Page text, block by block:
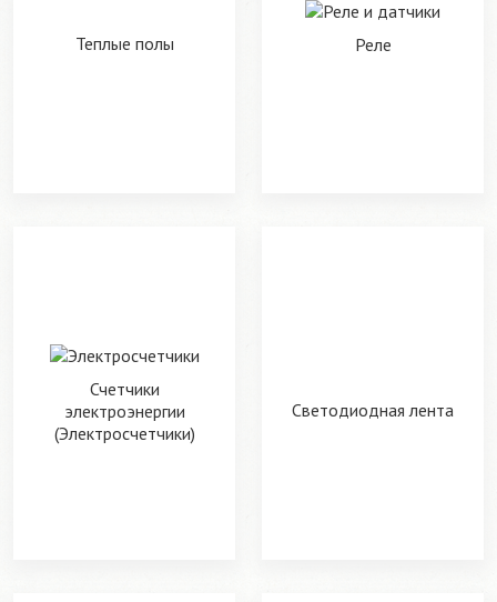
Теплые полы Реле
Счетчики
электроэнергии
(Электросчетчики)
Светодиодная лента